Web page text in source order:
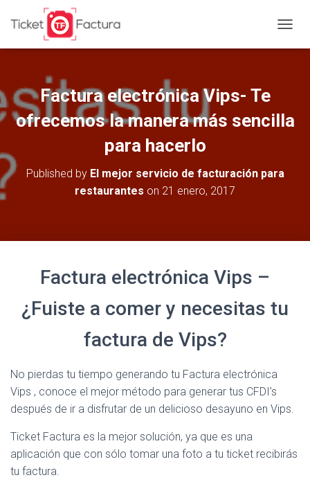
O
A
Factura electrónica Vips- Te
ofrecemos la manera más sencilla
para hacerlo
Published by El mejor servicio de facturación para
restaurantes on 21 enero, 2017
Factura electrónica Vips –
¿Fuiste a comer y necesitas tu
factura de Vips?
No pierdas tu tiempo generando tu Factura electrónica
Vips , conoce el mejor método para generar tus CFDI’s
después de ir a disfrutar de un delicioso desayuno en Vips.
Ticket Factura es la mejor solución, ya que es una
aplicación que con sólo tomar una foto a tu ticket recibirás
tu factura.